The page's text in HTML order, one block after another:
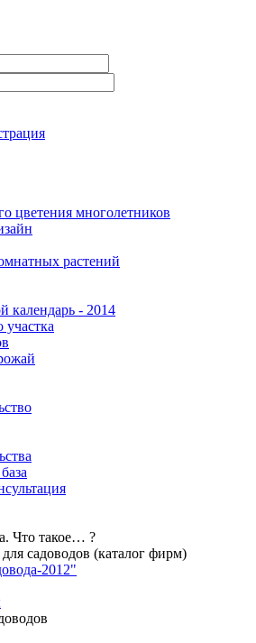
цветения многолетников
растений
календарь - 2014
участка
Что такое… ?
садоводов (каталог фирм)
2012"